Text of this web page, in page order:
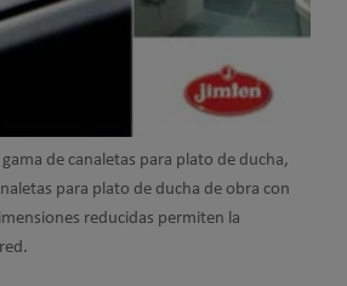
gama de canaletas para plato de ducha,
para plato de ducha de obra con
reducidas permiten la